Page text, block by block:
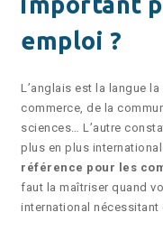
emploi ?
L’anglais est la langue
commerce, de la
sciences… L’autre
plus en plus
référence pour les
faut la maîtriser quand
international nécessitant